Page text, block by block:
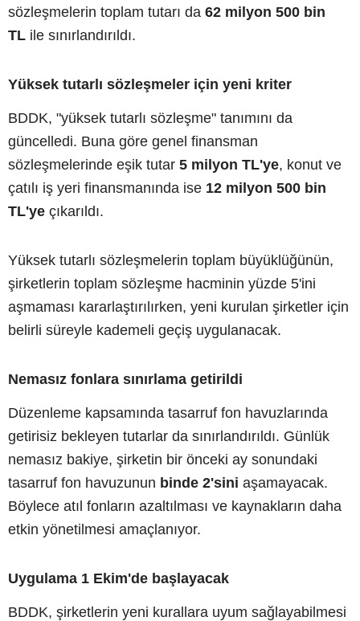
sözleşmelerin toplam tutarı da 62 milyon 500 bin
TL ile sınırlandırıldı.
Yüksek tutarlı sözleşmeler için yeni kriter
BDDK, "yüksek tutarlı sözleşme" tanımını da
güncelledi. Buna göre genel finansman
sözleşmelerinde eşik tutar 5 milyon TL'ye, konut ve
çatılı iş yeri finansmanında ise 12 milyon 500 bin
TL'ye çıkarıldı.
Yüksek tutarlı sözleşmelerin toplam büyüklüğünün,
şirketlerin toplam sözleşme hacminin yüzde 5'ini
aşmaması kararlaştırılırken, yeni kurulan şirketler için
belirli süreyle kademeli geçiş uygulanacak.
Nemasız fonlara sınırlama getirildi
Düzenleme kapsamında tasarruf fon havuzlarında
getirisiz bekleyen tutarlar da sınırlandırıldı. Günlük
nemasız bakiye, şirketin bir önceki ay sonundaki
tasarruf fon havuzunun binde 2'sini aşamayacak.
Böylece atıl fonların azaltılması ve kaynakların daha
etkin yönetilmesi amaçlanıyor.
Uygulama 1 Ekim'de başlayacak
BDDK, şirketlerin yeni kurallara uyum sağlayabilmesi